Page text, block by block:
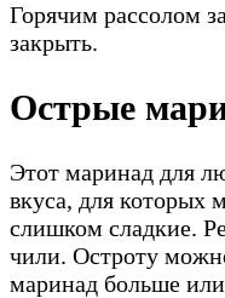
Горячим рассолом
закрыть.
Острые
Этот маринад для
вкуса, для которых
слишком сладкие.
чили. Остроту
маринад больше